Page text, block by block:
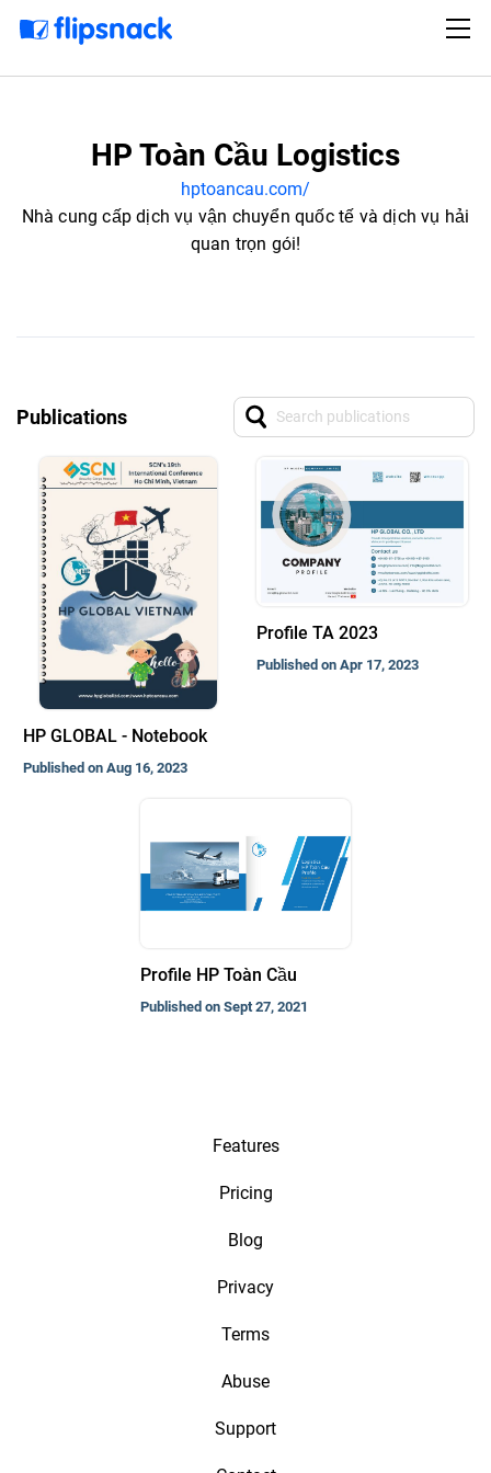
HP Toàn Cầu Logistics
hptoancau.com/
Nhà cung cấp dịch vụ vận chuyển quốc tế và dịch vụ hải
quan trọn gói!
Publications
HP GLOBAL - Notebook
Published on Aug 16, 2023
Profile TA 2023
Published on Apr 17, 2023
Profile HP Toàn Cầu
Published on Sept 27, 2021
Features
Pricing
Blog
Privacy
Terms
Abuse
Support